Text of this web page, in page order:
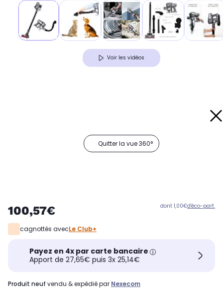
Voir les vidéos
Quitter la vue 360°
100,57€ dont 1,00€d'éco-part.
cagnottés avecLe Club+
Payez en 4x par carte bancaire
Apport de 27,65€ puis 3x 25,14€
produit neuf vendu & expédié par Nexecom